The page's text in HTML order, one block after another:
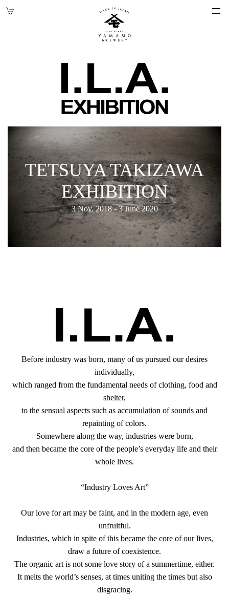
TETSUYA TAKIZAWA
EXHIBITION
3 Nov. 2018 - 3 June 2020
Before industry was born, many of us pursued our desires
individually,
which ranged from the fundamental needs of clothing, food and
shelter,
to the sensual aspects such as accumulation of sounds and
repainting of colors.
Somewhere along the way, industries were born,
and then became the core of the people’s everyday life and their
whole lives.
“Industry Loves Art”
Our love for art may be faint, and in the modern age, even
unfruitful.
Industries, which in spite of this became the core of our lives,
draw a future of coexistence.
The organic art is not some love story of a summertime, either.
It melts the world’s senses, at times uniting the times but also
disgracing.